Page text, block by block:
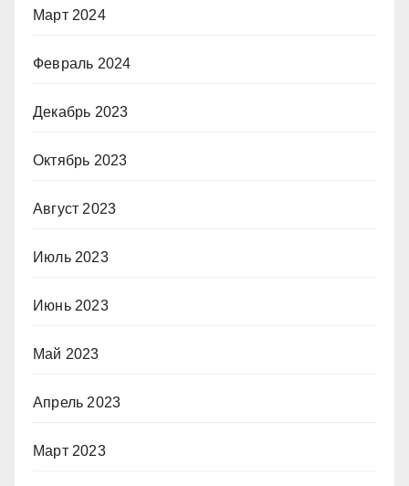
Март 2024
Февраль 2024
Декабрь 2023
Октябрь 2023
Август 2023
Июль 2023
Июнь 2023
Май 2023
Апрель 2023
Март 2023